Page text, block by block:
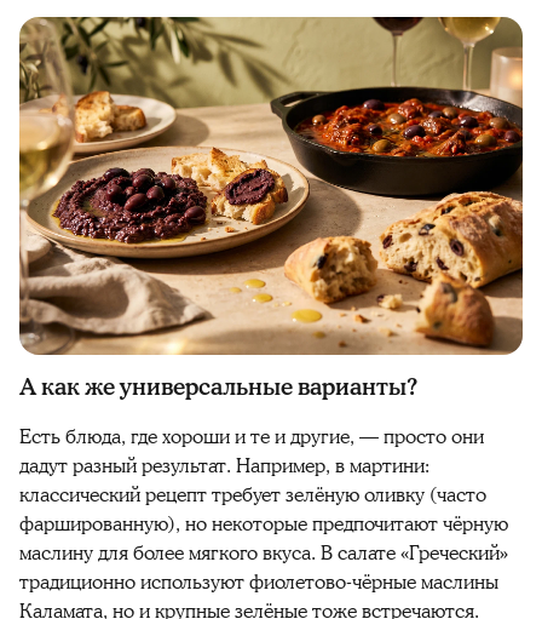
А как же универсальные варианты?
Есть блюда, где хороши и те и другие, — просто они
дадут разный результат. Например, в мартини:
классический рецепт требует зелёную оливку (часто
фаршированную), но некоторые предпочитают чёрную
маслину для более мягкого вкуса. В салате «Греческий»
традиционно используют фиолетово-чёрные маслины
Каламата, но и крупные зелёные тоже встречаются.